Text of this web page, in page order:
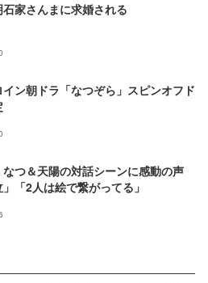
家さんまに求婚される
ン朝ドラ「なつぞら」スピンオフド
なつ＆天陽の対話シーンに感動の声
」「2人は絵で繋がってる」